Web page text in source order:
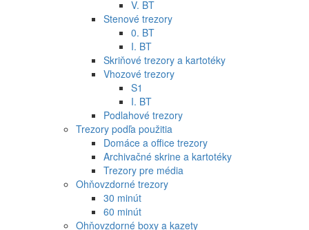
V. BT
Stenové trezory
0. BT
I. BT
Skriňové trezory a kartotéky
Vhozové trezory
S1
I. BT
Podlahové trezory
Trezory podľa použitia
Domáce a office trezory
Archivačné skrine a kartotéky
Trezory pre média
Ohňovzdorné trezory
30 minút
60 minút
Ohňovzdorné boxy a kazety